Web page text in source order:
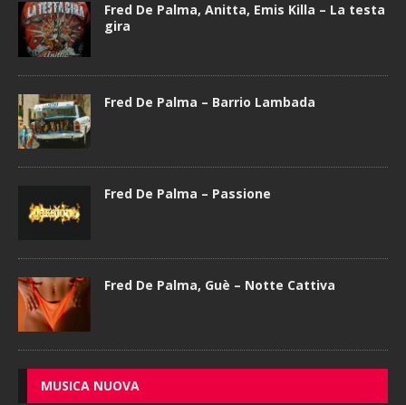
Fred De Palma, Anitta, Emis Killa – La testa
gira
Fred De Palma – Barrio Lambada
Fred De Palma – Passione
Fred De Palma, Guè – Notte Cattiva
MUSICA NUOVA